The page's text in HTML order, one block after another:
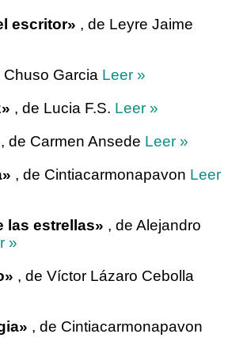
escritor» , de Leyre Jaime
Chuso Garcia Leer »
, de Lucia F.S. Leer »
, de Carmen Ansede Leer »
, de Cintiacarmonapavon Leer
las estrellas» , de Alejandro
»
, de Víctor Lázaro Cebolla
, de Cintiacarmonapavon